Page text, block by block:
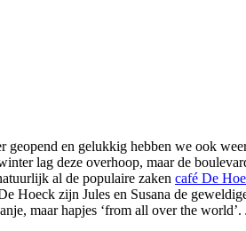
geopend en gelukkig hebben we ook
lag deze overhoop, maar de
al de populaire zaken café De
Hoeck zijn Jules en Susana de
maar hapjes ‘from all over the